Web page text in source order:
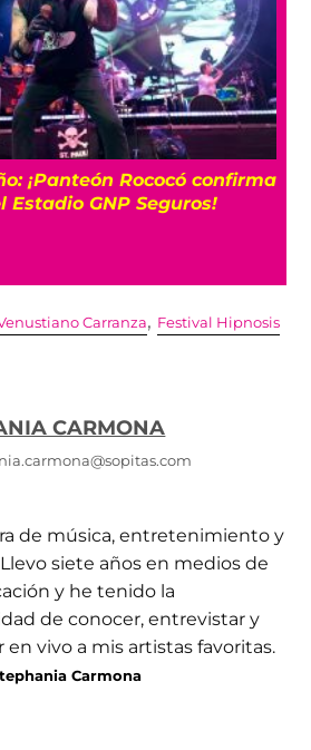
sumergirte en la dulce
de Elliott Smith
Carranza, Festival Hipnosis
CARMONA
de música, entretenimiento y
siete años en medios de
y he tenido la
de conocer, entrevistar y
en vivo a mis artistas favoritas.
Carmona